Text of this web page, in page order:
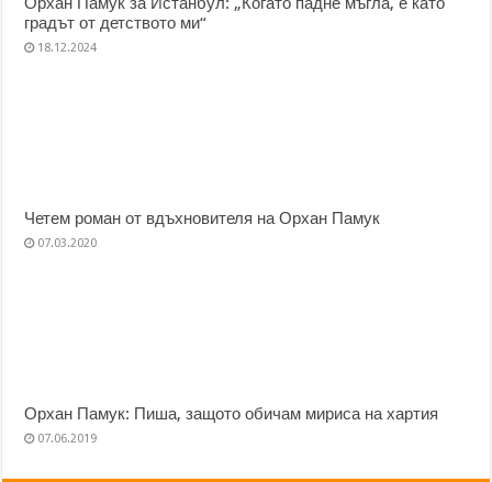
градът от детството ми“
18.12.2024
Четем роман от вдъхновителя на Орхан Памук
07.03.2020
Орхан Памук: Пиша, защото обичам мириса на хартия
07.06.2019